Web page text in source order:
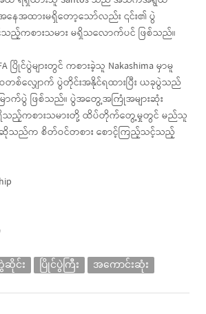
နေအထားမရှိတော့သော်လည်း ၎င်း၏ ပွဲ
ကစားသမား မရှိသလောက်ပင် ဖြစ်သည်။
ပြိုင်ပွဲများတွင် ကစားခဲ့သူ Nakashima မှာမူ
တစ်လျှောက် ပွဲတိုင်းအနိုင်ရထားပြီး ယခုပွဲသည်
ာက်ပွဲ ဖြစ်သည်။ ပွဲအတွေ့အကြုံအများဆုံး
မရှိသည့်ကစားသမားတို့ ထိပ်တိုက်တွေ့မှုတွင် မည်သူ
သည်က စိတ်ဝင်တစား စောင့်ကြည့်သင့်သည့်
ဆိုင်း ပြိုင်ပွဲကြီး အကောင်းဆုံး